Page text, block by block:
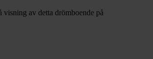
visning av detta drömboende på